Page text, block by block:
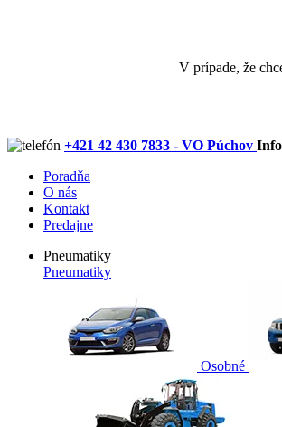
V prípade, že
+421 42 430 7833 - VO Púchov
Poradňa
O nás
Kontakt
Predajne
Pneumatiky
Pneumatiky
Osobné